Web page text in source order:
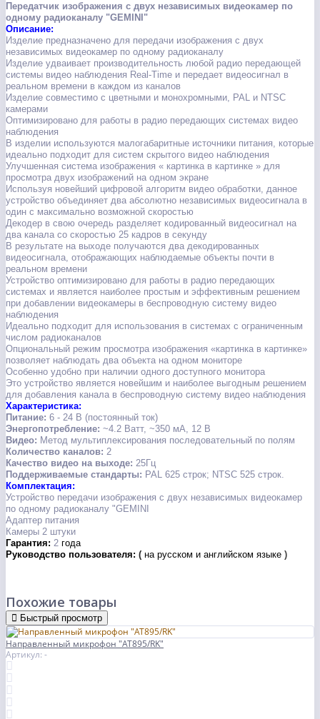
Передатчик изображения с двух независимых видеокамер по
одному радиоканалу "GEMINI"
Описание:
Изделие предназначено для передачи изображения с двух
независимых видеокамер по одному радиоканалу
Изделие удваивает производительность любой радио передающей
системы видео наблюдения Real-Time и передает видеосигнал в
реальном времени в каждом из каналов
Изделие совместимо с цветными и монохромными, PAL и NTSC
камерами
Оптимизировано для работы в радио передающих системах видео
наблюдения
В изделии используются малогабаритные источники питания, которые
идеально подходит для систем скрытого видео наблюдения
Улучшенная система изображения « картинка в картинке » для
просмотра двух изображений на одном экране
Используя новейший цифровой алгоритм видео обработки, данное
устройство объединяет два абсолютно независимых видеосигнала в
один с максимально возможной скоростью
Декодер в свою очередь разделяет кодированный видеосигнал на
два канала со скоростью 25 кадров в секунду
В результате на выходе получаются два декодированных
видеосигнала, отображающих наблюдаемые объекты почти в
реальном времени
Устройство оптимизировано для работы в радио передающих
системах и является наиболее простым и эффективным решением
при добавлении видеокамеры в беспроводную систему видео
наблюдения
Идеально подходит для использования в системах с ограниченным
числом радиоканалов
Опциональный режим просмотра изображения «картинка в картинке»
позволяет наблюдать два объекта на одном мониторе
Особенно удобно при наличии одного доступного монитора
Это устройство является новейшим и наиболее выгодным решением
для добавления канала в беспроводную систему видео наблюдения
Характеристика:
Питание: 6 - 24 В (постоянный ток)
Энергопотребление: ~4.2 Ватт, ~350 мА, 12 В
Видео: Метод мультиплексирования последовательный по полям
Количество каналов: 2
Качество видео на выходе: 25Гц
Поддерживаемые стандарты: PAL 625 строк; NTSC 525 строк.
Комплектация:
Устройство передачи изображения с двух независимых видеокамер
по одному радиоканалу "GEMINI
Адаптер питания
Камеры 2 штуки
Гарантия: 2 года
Руководство пользователя: ( на русском и английском языке )
Похожие товары
Быстрый просмотр
Направленный микрофон "AT895/RK"
Артикул: -